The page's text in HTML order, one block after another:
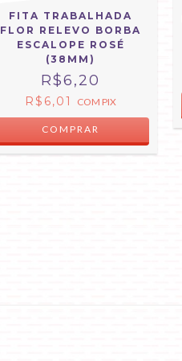
FITA TRABALHADA
FLOR RELEVO BORBA
ESCALOPE ROSÉ
(38MM)
R$6,20
R$6,01 COM PIX
COMPRAR